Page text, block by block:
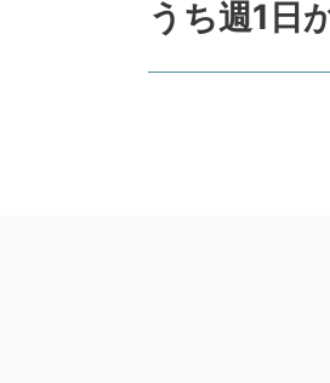
うち週1日